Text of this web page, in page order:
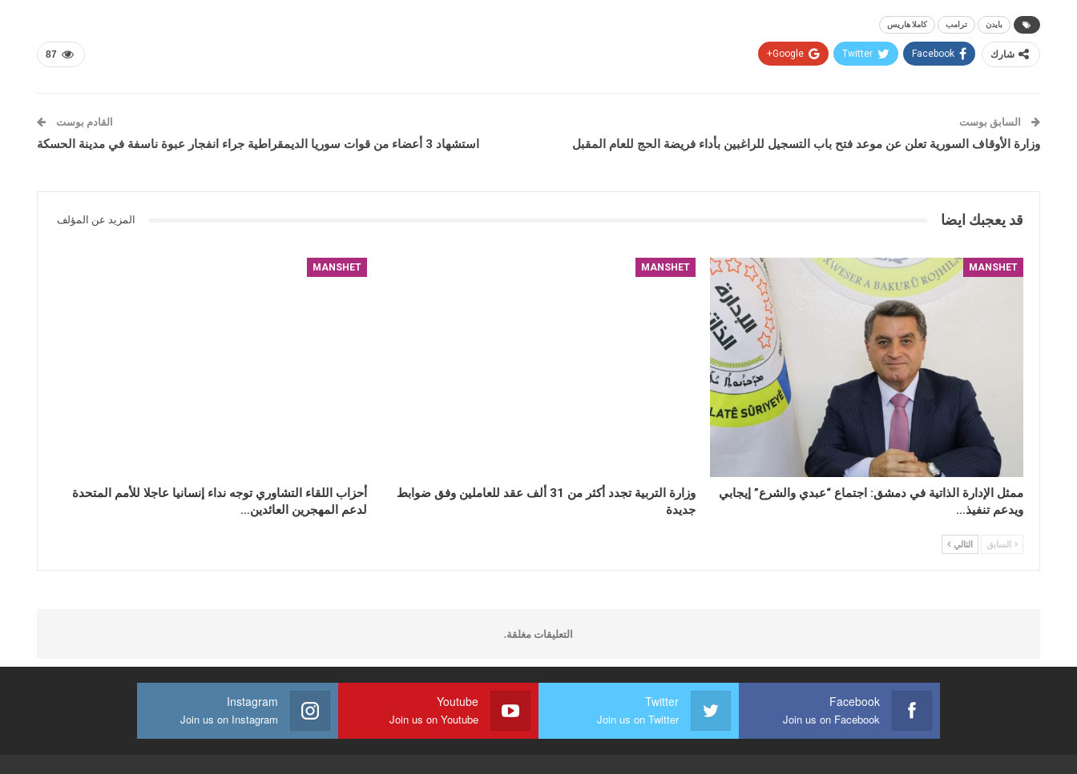
بايدن ترامب كاملا هاريس
87 شارك Facebook
Twitter
Google+
السابق بوست
وزارة الأوقاف السورية تعلن عن موعد فتح باب التسجيل للراغبين بأداء فريضة الحج للعام المقبل
القادم بوست
استشهاد 3 أعضاء من قوات سوريا الديمقراطية جراء انفجار عبوة ناسفة في مدينة الحسكة
قد يعجبك ايضا المزيد عن المؤلف
MANSHET
ممثل الإدارة الذاتية في دمشق: اجتماع “عبدي والشرع” إيجابي
ويدعم تنفيذ…
MANSHET
وزارة التربية تجدد أكثر من 31 ألف عقد للعاملين وفق ضوابط
جديدة
MANSHET
أحزاب اللقاء التشاوري توجه نداء إنسانيا عاجلا للأمم المتحدة
لدعم المهجرين العائدين…
السابق التالي
التعليقات مغلقة.
Facebook
Join us on Facebook
Twitter
Join us on Twitter
Youtube
Join us on Youtube
Instagram
Join us on Instagram